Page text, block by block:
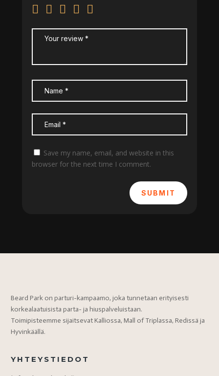
Save my name, email, and website in this
browser for the next time I comment.
SUBMIT
Beard Park on parturi-kampaamo, joka tunnetaan erityisesti
korkealaatuisista parta- ja hiuspalveluistaan.
Toimipisteemme sijaitsevat Kalliossa, Mall of Triplassa, Redissä ja
Hyvinkäällä.
YHTEYSTIEDOT